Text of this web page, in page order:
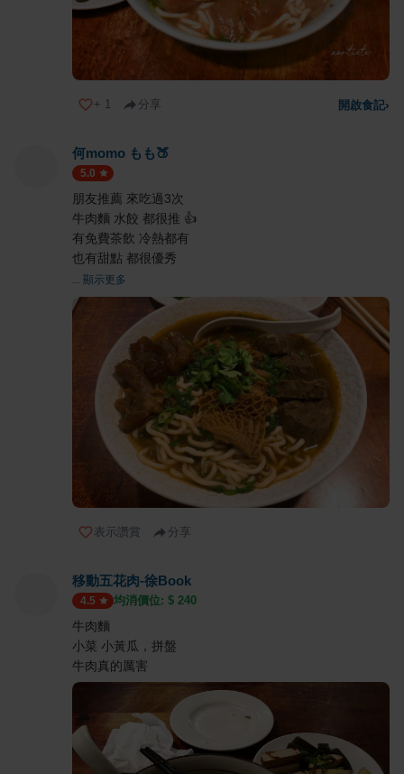
+ 1 分享 開啟食記›
何momo もも🍑
5.0
朋友推薦 來吃過3次
牛肉麵 水餃 都很推 👍
有免費茶飲 冷熱都有
也有甜點 都很優秀
... 顯示更多
表示讚賞 分享
移動五花肉-徐Book
4.5 均消價位: $ 240
牛肉麵
小菜 小黃瓜，拼盤
牛肉真的厲害